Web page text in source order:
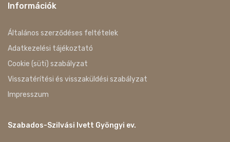
Információk
Általános szerződéses feltételek
Adatkezelési tájékoztató
Cookie (süti) szabályzat
Visszatérítési és visszaküldési szabályzat
Impresszum
Szabados-Szilvási Ivett Gyöngyi ev.